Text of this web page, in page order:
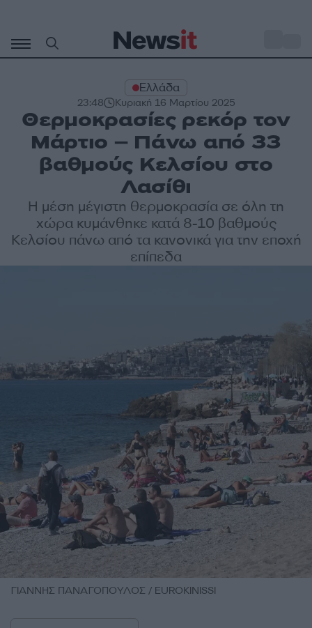
περιεχόμενο
Ελλάδα
23:48 Κυριακή 16 Μαρτίου 2025
Θερμοκρασίες ρεκόρ τον
Μάρτιο – Πάνω από 33
βαθμούς Κελσίου στο
Λασίθι
Η μέση μέγιστη θερμοκρασία σε όλη τη
χώρα κυμάνθηκε κατά 8-10 βαθμούς
Κελσίου πάνω από τα κανονικά για την εποχή
επίπεδα
ΓΙΑΝΝΗΣ ΠΑΝΑΓΟΠΟΥΛΟΣ / EUROKINISSI